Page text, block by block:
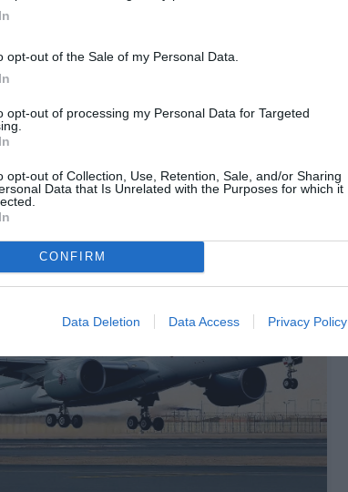
opt-out of the Sale of my Personal Data.
opt-out of processing my Personal Data for Targeted
opt-out of Collection, Use, Retention, Sale, and/or Sharing
Data that Is Unrelated with the Purposes for which it
CONFIRM
Data Deletion Data Access Privacy Policy
finlandais et nordiques, la desserte de Doha
via Francfort, Londres, Paris ou Istanbul,
l’Asie et l’Afrique.
et Tokyo Haneda permet au transporteur
asiatiques et aux compagnies alliées des
où la demande internationale est repartie à la
du pays.